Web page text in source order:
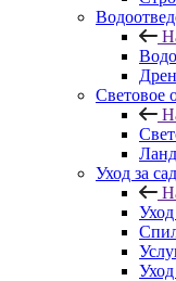
Световое
Уход за